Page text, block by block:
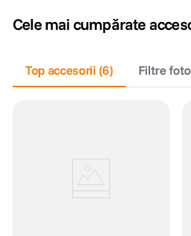
Cele mai cumpărate
Top accesorii (6) Filtre foto